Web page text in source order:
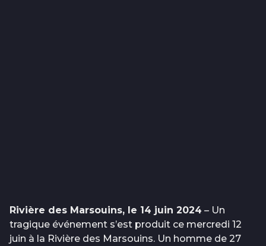
Rivière des Marsouins, le 14 juin 2024 – Un
tragique événement s’est produit ce mercredi 12
juin à la Rivière des Marsouins. Un homme de 27